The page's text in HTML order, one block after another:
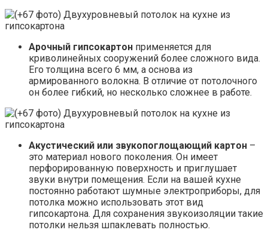
Арочный гипсокартон применяется для
криволинейных сооружений более сложного вида.
Его толщина всего 6 мм, а основа из
армированного волокна. В отличие от потолочного
он более гибкий, но несколько сложнее в работе.
Акустический или звукопоглощающий картон –
это материал нового поколения. Он имеет
перфорированную поверхность и приглушает
звуки внутри помещения. Если на вашей кухне
постоянно работают шумные электроприборы, для
потолка можно использовать этот вид
гипсокартона. Для сохранения звукоизоляции такие
потолки нельзя шпаклевать полностью.